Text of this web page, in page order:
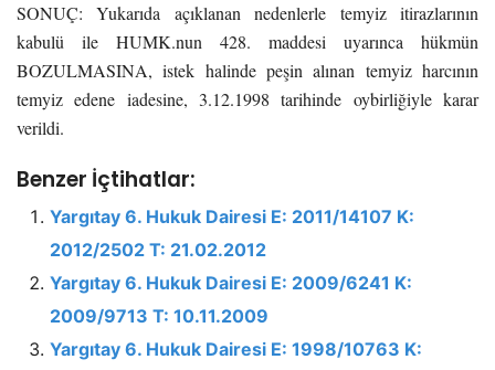
SONUÇ: Yukarıda açıklanan nedenlerle temyiz itirazlarının
kabulü ile HUMK.nun 428. maddesi uyarınca hükmün
BOZULMASINA, istek halinde peşin alınan temyiz harcının
temyiz edene iadesine, 3.12.1998 tarihinde oybirliğiyle karar
verildi.
Benzer İçtihatlar:
Yargıtay 6. Hukuk Dairesi E: 2011/14107 K:
2012/2502 T: 21.02.2012
Yargıtay 6. Hukuk Dairesi E: 2009/6241 K:
2009/9713 T: 10.11.2009
Yargıtay 6. Hukuk Dairesi E: 1998/10763 K: